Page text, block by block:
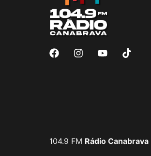
104.9 FM Rádio Canabrava